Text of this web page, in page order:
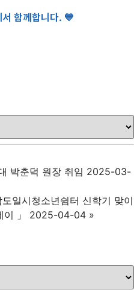
함께합니다. 💙
박춘덕 원장 취임 2025-03-
일시청소년쉼터 신학기 맞이
이 」 2025-04-04 »